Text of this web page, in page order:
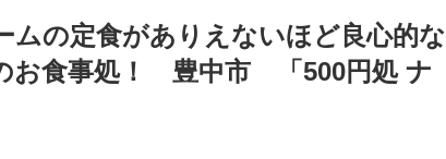
ムの定食がありえないほど良心的な
お食事処！ 豊中市 「500円処 ナ